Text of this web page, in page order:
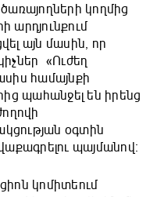
կողմից
արդյունքում
այն մասին, որ
«Ուժեղ
համայնքի
պահանջել են իրենց
օգտին
պայմանով։
կոմիտեում